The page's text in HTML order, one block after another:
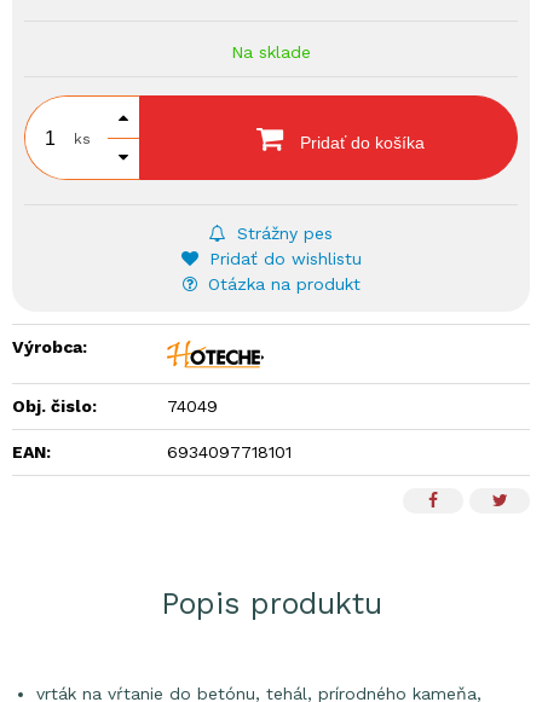
Na sklade
ks Pridať do košíka
Strážny pes
Pridať do wishlistu
Otázka na produkt
Výrobca:
Obj. čislo: 74049
EAN: 6934097718101
Popis produktu
vrták na vŕtanie do betónu, tehál, prírodného kameňa,